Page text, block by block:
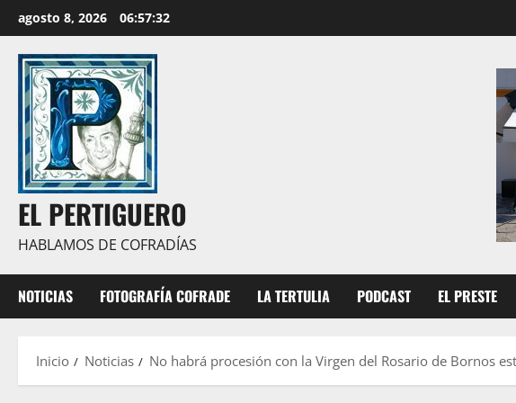
al
contenido
agosto 8, 2026 06:57:33
EL PERTIGUERO
HABLAMOS DE COFRADÍAS
NOTICIAS FOTOGRAFÍA COFRADE LA TERTULIA PODCAST EL PRESTE
Inicio Noticias No habrá procesión con la Virgen del Rosario de Bornos